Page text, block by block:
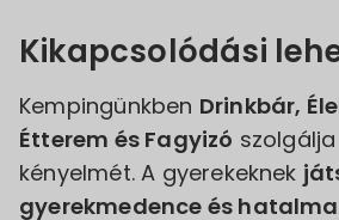
Kikapcsolódási
Kempingünkben Drinkbár,
Étterem és Fagyizó
kényelmét. A gyerekeknek
gyerekmedence és